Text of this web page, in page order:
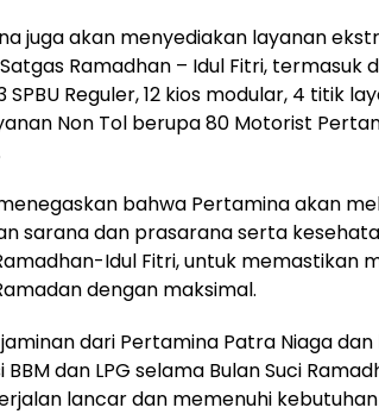
juga akan menyediakan layanan
Ramadhan – Idul Fitri, termasuk
SPBU Reguler, 12 kios modular, 4 titik
Non Tol berupa 80 Motorist
bahwa Pertamina akan
sarana dan prasarana serta
Idul Fitri, untuk memastikan
dengan maksimal.
dari Pertamina Patra Niaga
BBM dan LPG selama Bulan Suci
lancar dan memenuhi